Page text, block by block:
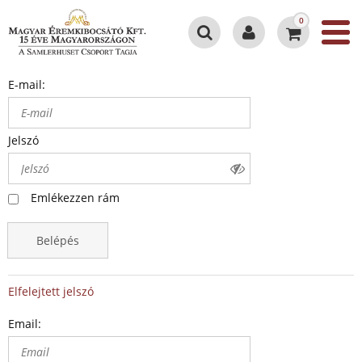
0
E-mail:
Jelszó
Emlékezzen rám
Belépés
Elfelejtett jelszó
Email: